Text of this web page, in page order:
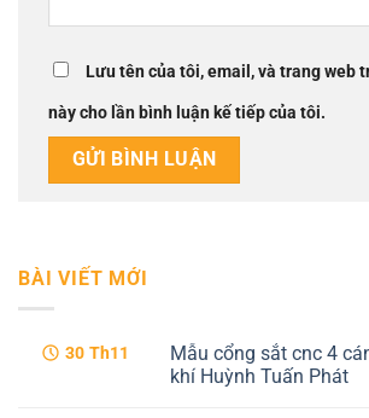
Lưu tên của tôi, email, và trang web
này cho lần bình luận kế tiếp của tôi.
BÀI VIẾT MỚI
30 Th11
Mẫu cổng sắt cnc 4
khí Huỳnh Tuấn Phát